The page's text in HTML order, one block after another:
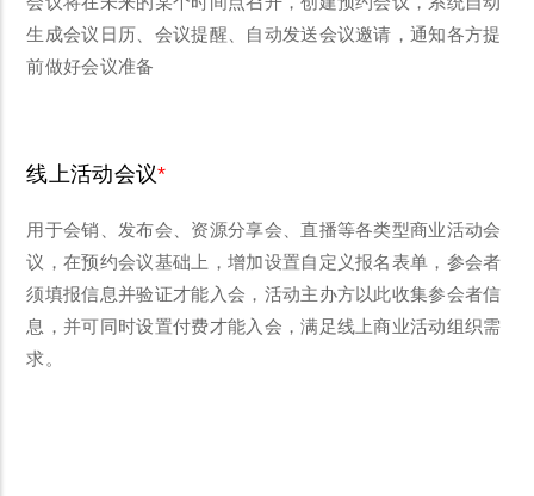
生成会议日历、会议提醒、自动发送会议邀请，通知各方提
前做好会议准备
线上活动会议
用于会销、发布会、资源分享会、直播等各类型商业活动会
议，在预约会议基础上，增加设置自定义报名表单，参会者
须填报信息并验证才能入会，活动主办方以此收集参会者信
息，并可同时设置付费才能入会，满足线上商业活动组织需
求。